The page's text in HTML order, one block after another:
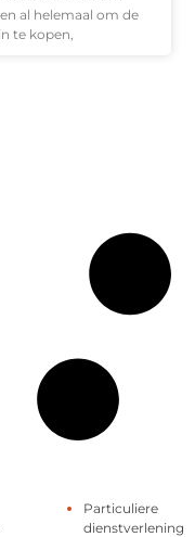
al helemaal om de
te kopen,
Particuliere
dienstverlening